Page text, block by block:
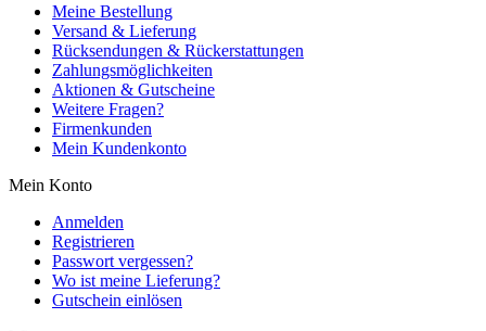
Meine Bestellung
Versand & Lieferung
Rücksendungen & Rückerstattungen
Zahlungsmöglichkeiten
Aktionen & Gutscheine
Weitere Fragen?
Firmenkunden
Mein Kundenkonto
Mein Konto
Anmelden
Registrieren
Passwort vergessen?
Wo ist meine Lieferung?
Gutschein einlösen